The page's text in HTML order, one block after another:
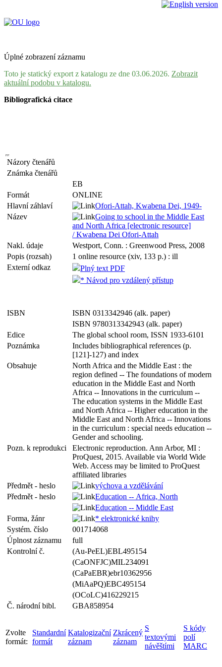
Úplné zobrazení záznamu
Toto je statický export z katalogu ze dne 03.06.2026. Zobrazit
aktuální podobu v katalogu.
Bibliografická citace
Názory čtenářů
Známka čtenářů
EB
Formát
ONLINE
Hlavní záhlaví
Ofori-Attah, Kwabena Dei, 1949-
Název
Going to school in the Middle East
and North Africa [electronic resource]
/ Kwabena Dei Ofori-Attah
Nakl. údaje
Westport, Conn. : Greenwood Press, 2008
Popis (rozsah)
1 online resource (xiv, 133 p.) : ill
Externí odkaz
Plný text PDF
* Návod pro vzdálený přístup
ISBN
ISBN 0313342946 (alk. paper)
ISBN 9780313342943 (alk. paper)
Edice
The global school room, ISSN 1933-6101
Poznámka
Includes bibliographical references (p.
[121]-127) and index
Obsahuje
North Africa and the Middle East : the
region defined -- The foundations of modern
education in the Middle East and North
Africa -- Innovations in the curriculum --
The education systems in the Middle East
and North Africa -- Higher education in the
Middle East and North Africa -- Innovations
in the curriculum : special needs education --
Gender and schooling.
Pozn. k reprodukci
Electronic reproduction. Ann Arbor, MI :
ProQuest, 2015. Available via World Wide
Web. Access may be limited to ProQuest
affiliated libraries
Předmět - heslo
výchova a vzdělávání
Předmět - heslo
Education -- Africa, North
Education -- Middle East
Forma, žánr
* elektronické knihy
Systém. číslo
001714068
Úplnost záznamu
full
Kontrolní č.
(Au-PeEL)EBL495154
(CaONFJC)MIL234091
(CaPaEBR)ebr10362956
(MiAaPQ)EBC495154
(OCoLC)416229215
Č. národní bibl.
GBA858954
Zvolte
formát:
Standardní
formát
Katalogizační
záznam
Zkrácený
záznam
S
textovými
návěštími
S kódy
polí
MARC